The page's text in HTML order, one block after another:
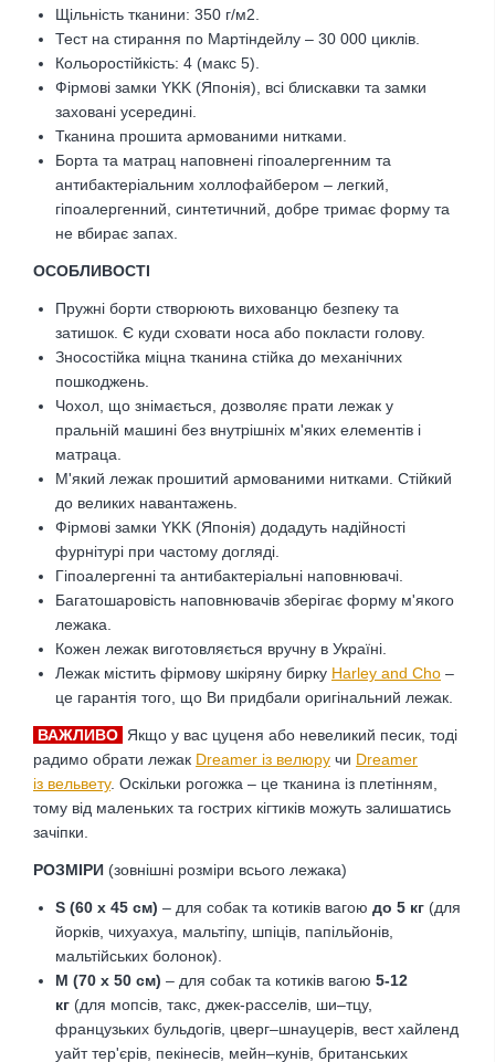
Щільність тканини: 350 г/м2.
Тест на стирання по Мартіндейлу – 30 000 циклів.
Кольоростійкість: 4 (макс 5).
Фірмові замки YKK (Японія), всі блискавки та замки
заховані усередині.
Тканина прошита армованими нитками.
Борта та матрац наповнені гіпоалергенним та
антибактеріальним холлофайбером – легкий,
гіпоалергенний, синтетичний, добре тримає форму та
не вбирає запах.
ОСОБЛИВОСТІ
Пружні борти створюють вихованцю безпеку та
затишок. Є куди сховати носа або покласти голову.
Зносостійка міцна тканина стійка до механічних
пошкоджень.
Чохол, що знімається, дозволяє прати лежак у
пральній машині без внутрішніх м'яких елементів і
матраца.
М'який лежак прошитий армованими нитками. Стійкий
до великих навантажень.
Фірмові замки YKK (Японія) додадуть надійності
фурнітурі при частому догляді.
Гіпоалергенні та антибактеріальні наповнювачі.
Багатошаровість наповнювачів зберігає форму м'якого
лежака.
Кожен лежак виготовляється вручну в Україні.
Лежак містить фірмову шкіряну бирку Harley and Cho –
це гарантія того, що Ви придбали оригінальний лежак.
ВАЖЛИВО Якщо у вас цуценя або невеликий песик, тоді
радимо обрати лежак Dreamer із велюру чи Dreamer
із вельвету. Оскільки рогожка – це тканина із плетінням,
тому від маленьких та гострих кігтиків можуть залишатись
зачіпки.
РОЗМІРИ (зовнішні розміри всього лежака)
S (60 х 45 см) – для собак та котиків вагою до 5 кг (для
йорків, чихуахуа, мальтіпу, шпіців, папільйонів,
мальтійських болонок).
M (70 х 50 см) – для собак та котиків вагою 5-12
кг (для мопсів, такс, джек-расселів, ши–тцу,
французьких бульдогів, цверг–шнауцерів, вест хайленд
уайт тер'єрів, пекінесів, мейн–кунів, британських